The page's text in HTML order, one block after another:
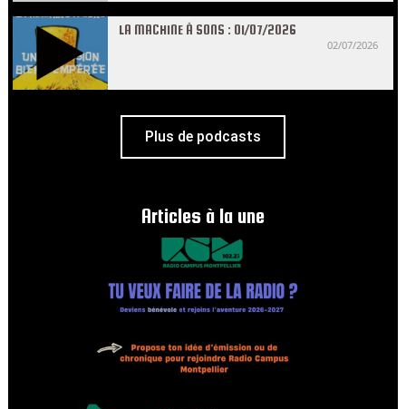
LA MACHINE À SONS : 01/07/2026
02/07/2026
Plus de podcasts
Articles à la une